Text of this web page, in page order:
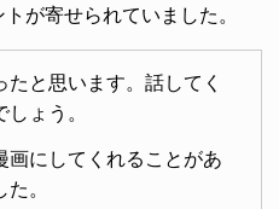
が寄せられていました。
たと思います。話してく
ょう。
画にしてくれることがあ
。